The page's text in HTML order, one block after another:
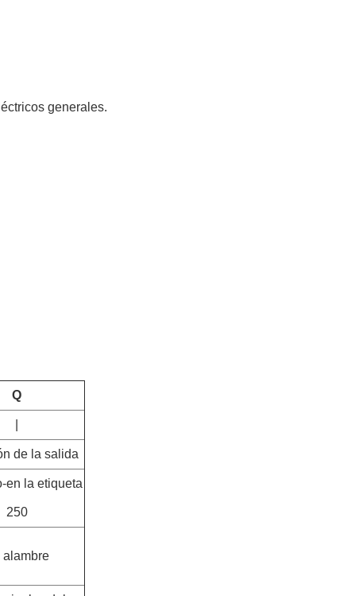
generales.
Q
de la salida
en la etiqueta
250
alambre